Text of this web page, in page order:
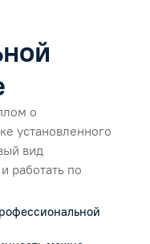
о
установленного
вид
работать по